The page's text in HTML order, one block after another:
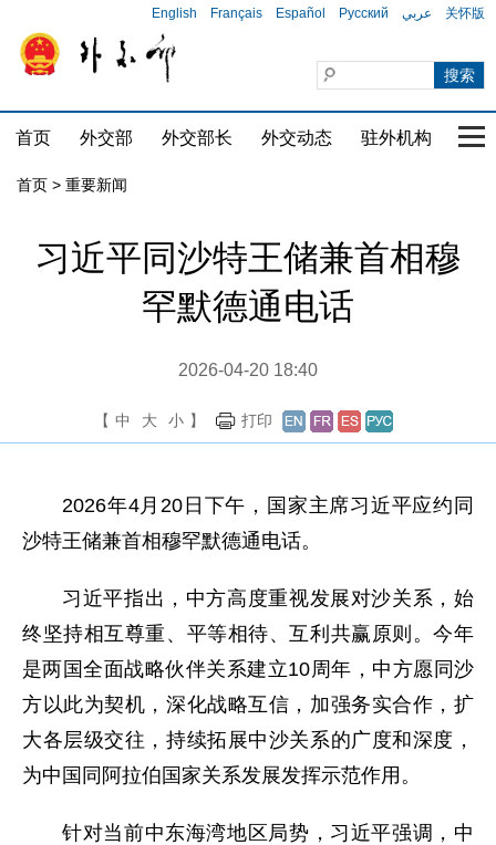
English Français Español Русский عربي 关怀版
首页 外交部 外交部长 外交动态 驻外机构 国
首页 > 重要新闻
习近平同沙特王储兼首相穆
罕默德通电话
2026-04-20 18:40
【 中 大 小 】 打印
2026年4月20日下午，国家主席习近平应约同
沙特王储兼首相穆罕默德通电话。
习近平指出，中方高度重视发展对沙关系，始
终坚持相互尊重、平等相待、互利共赢原则。今年
是两国全面战略伙伴关系建立10周年，中方愿同沙
方以此为契机，深化战略互信，加强务实合作，扩
大各层级交往，持续拓展中沙关系的广度和深度，
为中国同阿拉伯国家关系发展发挥示范作用。
针对当前中东海湾地区局势，习近平强调，中